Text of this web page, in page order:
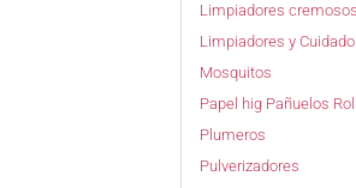
Limpiadores
Limpiadores y
Mosquitos
Papel hig Pañuelos
Plumeros
Pulverizadores